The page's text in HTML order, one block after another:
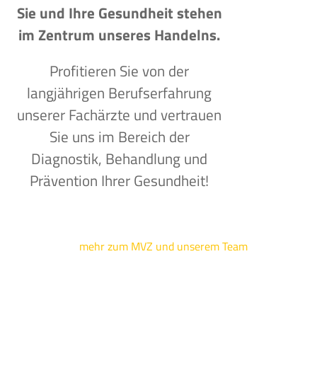
Sie und Ihre Gesundheit stehen
im Zentrum unseres Handelns.
Profitieren Sie von der
langjährigen Berufserfahrung
unserer Fachärzte und vertrauen
Sie uns im Bereich der
Diagnostik, Behandlung und
Prävention Ihrer Gesundheit!
mehr zum MVZ und unserem Team